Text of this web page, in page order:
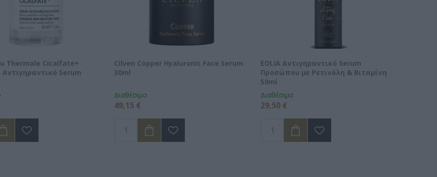
Thermale Cicalfate+
Serum
Cilven Copper Hyaluronic Face Serum
30ml
Διαθέσιμο
49,15 €
EOLIA Αντιγηραντικό Serum
Προσώπου με Ρετινόλη & Βιταμίνη
50ml
Διαθέσιμο
29,50 €